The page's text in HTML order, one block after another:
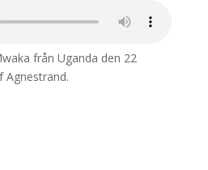
från Uganda den 22
Agnestrand.